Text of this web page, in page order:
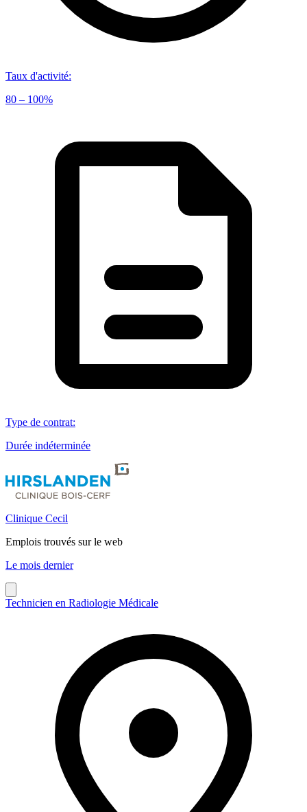
Taux d'activité:
80 – 100%
Type de contrat:
Durée indéterminée
Clinique Cecil
Emplois trouvés sur le web
Le mois dernier
Technicien en Radiologie Médicale